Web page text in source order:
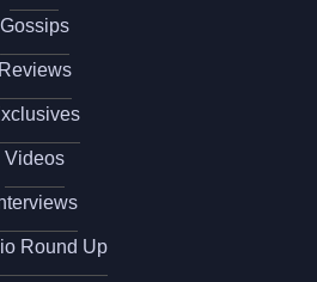
Gossips
Reviews
Videos
Round Up